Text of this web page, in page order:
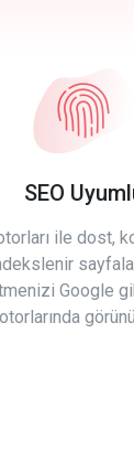
SEO
ile dost,
Google